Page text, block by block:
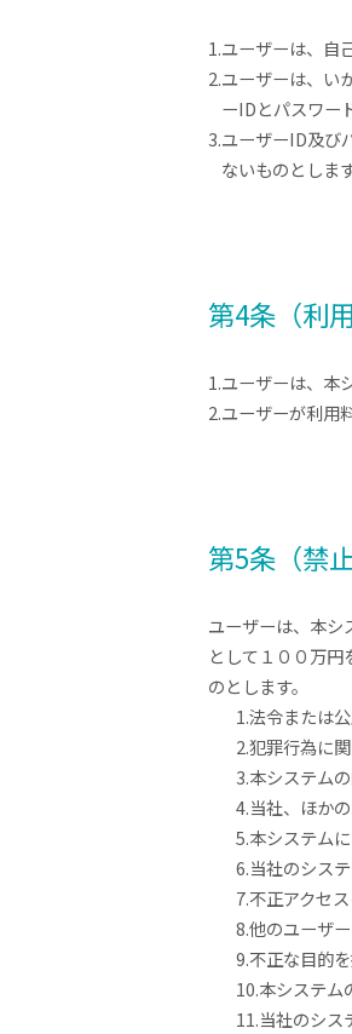
1.ユーザーは、自
2.ユーザーは、い
ーIDとパスワー
3.ユーザーID及び
ないものとします
第4条（利
1.ユーザーは、本
2.ユーザーが利用
第5条（禁
ユーザーは、本シ
として１００万
のとします。
1.法令または
2.犯罪行為に
3.本システム
4.当社、ほか
5.本システム
6.当社のシス
7.不正アクセ
8.他のユーザ
9.不正な目的
10.本システム
11.当社のシス